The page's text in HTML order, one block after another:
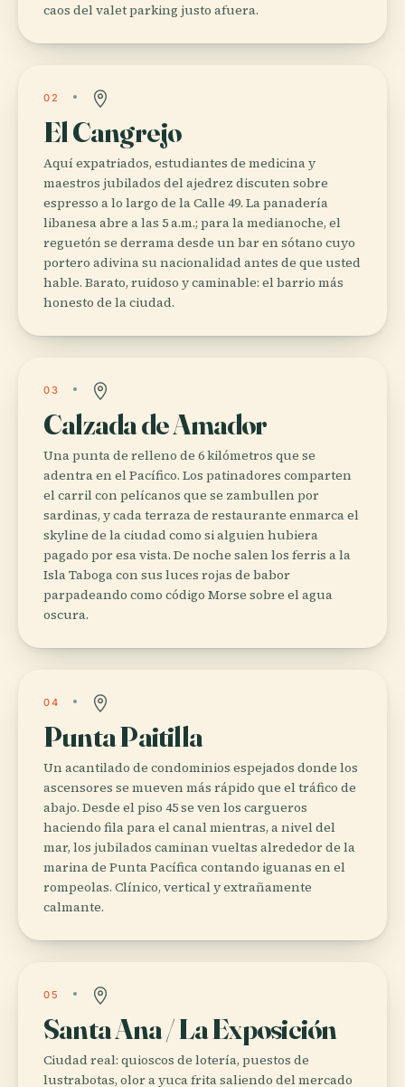
caos del valet parking justo afuera.
02
El Cangrejo
Aquí expatriados, estudiantes de medicina y
maestros jubilados del ajedrez discuten sobre
espresso a lo largo de la Calle 49. La panadería
libanesa abre a las 5 a.m.; para la medianoche, el
reguetón se derrama desde un bar en sótano cuyo
portero adivina su nacionalidad antes de que usted
hable. Barato, ruidoso y caminable: el barrio más
honesto de la ciudad.
03
Calzada de Amador
Una punta de relleno de 6 kilómetros que se
adentra en el Pacífico. Los patinadores comparten
el carril con pelícanos que se zambullen por
sardinas, y cada terraza de restaurante enmarca el
skyline de la ciudad como si alguien hubiera
pagado por esa vista. De noche salen los ferris a la
Isla Taboga con sus luces rojas de babor
parpadeando como código Morse sobre el agua
oscura.
04
Punta Paitilla
Un acantilado de condominios espejados donde los
ascensores se mueven más rápido que el tráfico de
abajo. Desde el piso 45 se ven los cargueros
haciendo fila para el canal mientras, a nivel del
mar, los jubilados caminan vueltas alrededor de la
marina de Punta Pacífica contando iguanas en el
rompeolas. Clínico, vertical y extrañamente
calmante.
05
Santa Ana / La Exposición
Ciudad real: quioscos de lotería, puestos de
lustrabotas, olor a yuca frita saliendo del mercado